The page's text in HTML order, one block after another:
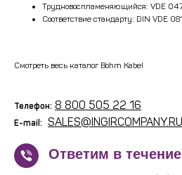
Трудновоспламеняющийся: VDE
Соответствие стандарту: DIN VDE
Смотреть весь каталог Böhm Kabel
Телефон: 8 800 505 22 16
E-mail: SALES@INGIRCOMPANY.RU
! Ответим в